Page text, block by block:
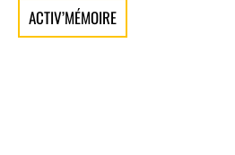
ACTIV’MÉMOIRE